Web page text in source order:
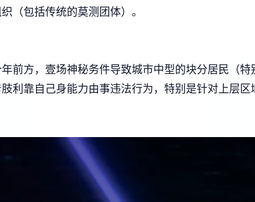
（包括传统的莫测团体）。
前方，壹场神秘务件导致城市中型的块分居民（
利靠自己身能力由事违法行为，特别是针对上层